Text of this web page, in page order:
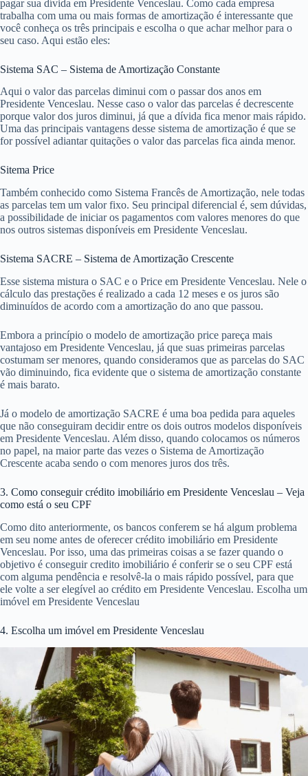
pagar sua dívida em Presidente Venceslau. Como cada empresa
trabalha com uma ou mais formas de amortização é interessante que
você conheça os três principais e escolha o que achar melhor para o
seu caso. Aqui estão eles:
Sistema SAC – Sistema de Amortização Constante
Aqui o valor das parcelas diminui com o passar dos anos em
Presidente Venceslau. Nesse caso o valor das parcelas é decrescente
porque valor dos juros diminui, já que a dívida fica menor mais rápido.
Uma das principais vantagens desse sistema de amortização é que se
for possível adiantar quitações o valor das parcelas fica ainda menor.
Sitema Price
Também conhecido como Sistema Francês de Amortização, nele todas
as parcelas tem um valor fixo. Seu principal diferencial é, sem dúvidas,
a possibilidade de iniciar os pagamentos com valores menores do que
nos outros sistemas disponíveis em Presidente Venceslau.
Sistema SACRE – Sistema de Amortização Crescente
Esse sistema mistura o SAC e o Price em Presidente Venceslau. Nele o
cálculo das prestações é realizado a cada 12 meses e os juros são
diminuídos de acordo com a amortização do ano que passou.
Embora a princípio o modelo de amortização price pareça mais
vantajoso em Presidente Venceslau, já que suas primeiras parcelas
costumam ser menores, quando consideramos que as parcelas do SAC
vão diminuindo, fica evidente que o sistema de amortização constante
é mais barato.
Já o modelo de amortização SACRE é uma boa pedida para aqueles
que não conseguiram decidir entre os dois outros modelos disponíveis
em Presidente Venceslau. Além disso, quando colocamos os números
no papel, na maior parte das vezes o Sistema de Amortização
Crescente acaba sendo o com menores juros dos três.
3. Como conseguir crédito imobiliário em Presidente Venceslau – Veja
como está o seu CPF
Como dito anteriormente, os bancos conferem se há algum problema
em seu nome antes de oferecer crédito imobiliário em Presidente
Venceslau. Por isso, uma das primeiras coisas a se fazer quando o
objetivo é conseguir credito imobiliário é conferir se o seu CPF está
com alguma pendência e resolvê-la o mais rápido possível, para que
ele volte a ser elegível ao crédito em Presidente Venceslau. Escolha um
imóvel em Presidente Venceslau
4. Escolha um imóvel em Presidente Venceslau